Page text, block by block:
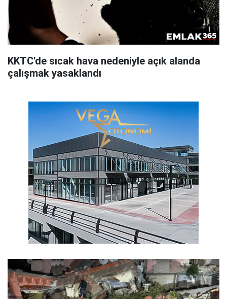
KKTC'de sıcak hava nedeniyle açık alanda
çalışmak yasaklandı